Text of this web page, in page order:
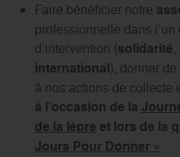
Faire bénéficier notre
professionnelle dans
d’intervention (solidarité,
international), donner
à nos actions de collecte
à l’occasion de la
de la lèpre et lors de la
Jours Pour Donner »